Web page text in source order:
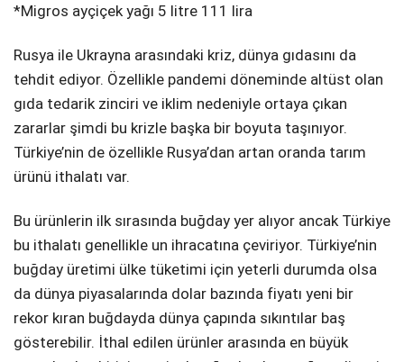
*Migros ayçiçek yağı 5 litre 111 lira
Rusya ile Ukrayna arasındaki kriz, dünya gıdasını da
tehdit ediyor. Özellikle pandemi döneminde altüst olan
gıda tedarik zinciri ve iklim nedeniyle ortaya çıkan
zararlar şimdi bu krizle başka bir boyuta taşınıyor.
Türkiye’nin de özellikle Rusya’dan artan oranda tarım
ürünü ithalatı var.
Bu ürünlerin ilk sırasında buğday yer alıyor ancak Türkiye
bu ithalatı genellikle un ihracatına çeviriyor. Türkiye’nin
buğday üretimi ülke tüketimi için yeterli durumda olsa
da dünya piyasalarında dolar bazında fiyatı yeni bir
rekor kıran buğdayda dünya çapında sıkıntılar baş
gösterebilir. İthal edilen ürünler arasında en büyük